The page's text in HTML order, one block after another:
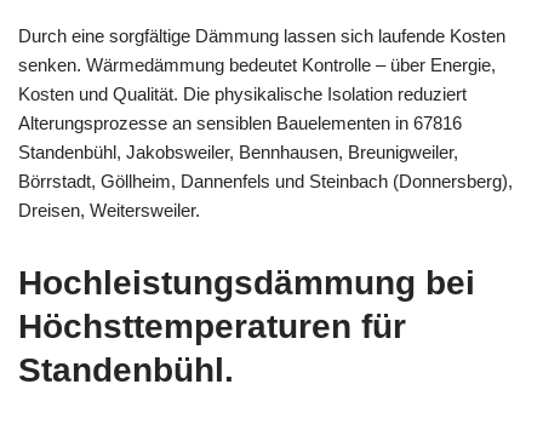
Durch eine sorgfältige Dämmung lassen sich laufende Kosten
senken. Wärmedämmung bedeutet Kontrolle – über Energie,
Kosten und Qualität. Die physikalische Isolation reduziert
Alterungsprozesse an sensiblen Bauelementen in 67816
Standenbühl, Jakobsweiler, Bennhausen, Breunigweiler,
Börrstadt, Göllheim, Dannenfels und Steinbach (Donnersberg),
Dreisen, Weitersweiler.
Hochleistungsdämmung bei
Höchsttemperaturen für
Standenbühl.